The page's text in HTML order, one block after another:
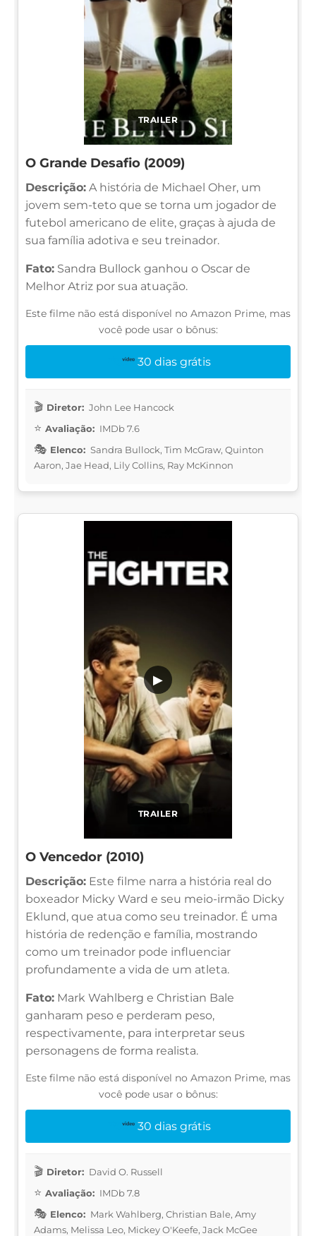
TRAILER
O Grande Desafio (2009)
Descrição: A história de Michael Oher, um
jovem sem-teto que se torna um jogador de
futebol americano de elite, graças à ajuda de
sua família adotiva e seu treinador.
Fato: Sandra Bullock ganhou o Oscar de
Melhor Atriz por sua atuação.
Este filme não está disponível no Amazon Prime, mas
você pode usar o bônus:
30 dias grátis
Diretor: John Lee Hancock
Avaliação: IMDb 7.6
Elenco: Sandra Bullock, Tim McGraw, Quinton
Aaron, Jae Head, Lily Collins, Ray McKinnon
TRAILER
▶
O Vencedor (2010)
Descrição: Este filme narra a história real do
boxeador Micky Ward e seu meio-irmão Dicky
Eklund, que atua como seu treinador. É uma
história de redenção e família, mostrando
como um treinador pode influenciar
profundamente a vida de um atleta.
Fato: Mark Wahlberg e Christian Bale
ganharam peso e perderam peso,
respectivamente, para interpretar seus
personagens de forma realista.
Este filme não está disponível no Amazon Prime, mas
você pode usar o bônus:
30 dias grátis
Diretor: David O. Russell
Avaliação: IMDb 7.8
Elenco: Mark Wahlberg, Christian Bale, Amy
Adams, Melissa Leo, Mickey O'Keefe, Jack McGee